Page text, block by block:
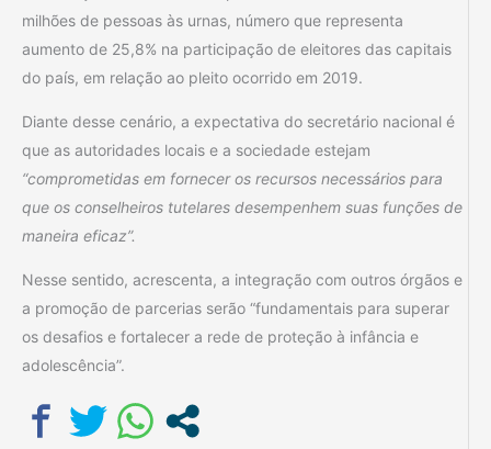
milhões de pessoas às urnas, número que representa
aumento de 25,8% na participação de eleitores das capitais
do país, em relação ao pleito ocorrido em 2019.
Diante desse cenário, a expectativa do secretário nacional é
que as autoridades locais e a sociedade estejam
“comprometidas em fornecer os recursos necessários para
que os conselheiros tutelares desempenhem suas funções de
maneira eficaz”.
Nesse sentido, acrescenta, a integração com outros órgãos e
a promoção de parcerias serão “fundamentais para superar
os desafios e fortalecer a rede de proteção à infância e
adolescência”.